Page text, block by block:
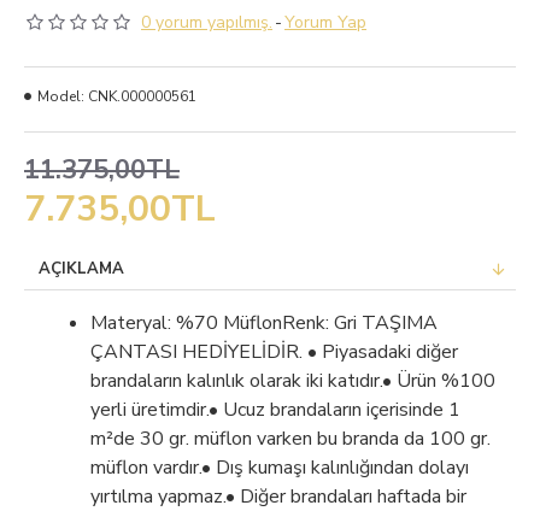
0 yorum yapılmış. -Yorum Yap
7.735,00TL
11.375,00TL
Model: CNK.000000561
AÇIKLAMA
Materyal: %70 MüflonRenk: Gri TAŞIMA
ÇANTASI HEDİYELİDİR. • Piyasadaki diğer
brandaların kalınlık olarak iki katıdır.• Ürün %100
yerli üretimdir.• Ucuz brandaların içerisinde 1
m²de 30 gr. müflon varken bu branda da 100 gr.
müflon vardır.• Dış kumaşı kalınlığından dolayı
yırtılma yapmaz.• Diğer brandaları haftada bir